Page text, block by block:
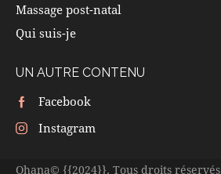
Massage post-natal
Qui suis-je
UN AUTRE CONTENU
Facebook
Instagram
Ohana© {{2024}}. Tous droits réservés